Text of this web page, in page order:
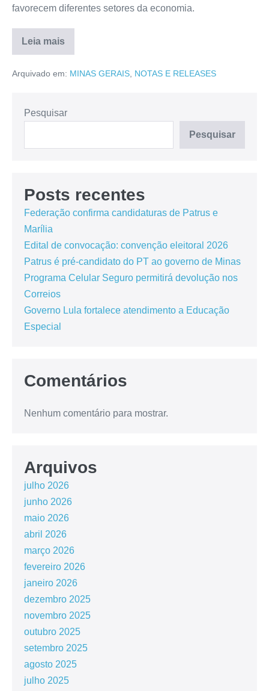
favorecem diferentes setores da economia.
Leia mais
Arquivado em: MINAS GERAIS, NOTAS E RELEASES
Pesquisar
Pesquisar
Posts recentes
Federação confirma candidaturas de Patrus e
Marília
Edital de convocação: convenção eleitoral 2026
Patrus é pré-candidato do PT ao governo de Minas
Programa Celular Seguro permitirá devolução nos
Correios
Governo Lula fortalece atendimento a Educação
Especial
Comentários
Nenhum comentário para mostrar.
Arquivos
julho 2026
junho 2026
maio 2026
abril 2026
março 2026
fevereiro 2026
janeiro 2026
dezembro 2025
novembro 2025
outubro 2025
setembro 2025
agosto 2025
julho 2025